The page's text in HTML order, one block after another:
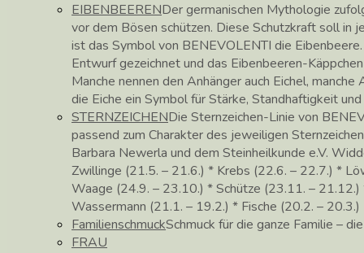
EIBENBEERENDer germanischen Mythologie
vor dem Bösen schützen. Diese Schutzkraft soll in
ist das Symbol von BENEVOLENTI die
Entwurf gezeichnet und das Eibenbeeren-
Manche nennen den Anhänger auch Eichel,
die Eiche ein Symbol für Stärke, Standhaftigkeit
STERNZEICHENDie Sternzeichen-Linie von
passend zum Charakter des jeweiligen
Barbara Newerla und dem Steinheilkunde e.V.
Zwillinge (21.5. – 21.6.) * Krebs (22.6. – 22.7.) *
Waage (24.9. – 23.10.) * Schütze (23.11. –
Wassermann (21.1. – 19.2.) * Fische (20.2. – 20.3.)
FamilienschmuckSchmuck für die ganze Familie –
FRAU